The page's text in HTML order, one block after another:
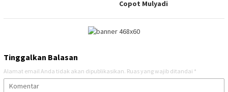
Copot Mulyadi
Tinggalkan Balasan
Alamat email Anda tidak akan dipublikasikan. Ruas yang wajib ditandai *